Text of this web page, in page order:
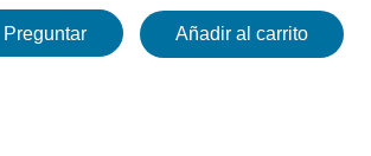
Preguntar Añadir al carrito